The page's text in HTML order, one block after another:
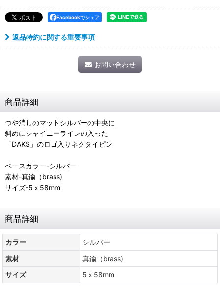
Facebookでシェア
返品特約に関する重要事項
お問い合わせ
商品詳細
つや消しのマットシルバーの中央に
斜めにシャイニーラインの入った
「DAKS」のロゴ入りネクタイピン
ベースカラー-シルバー
素材-真鍮（brass)
サイズ-5ｘ58mm
商品詳細
カラー
シルバー
素材
真鍮（brass)
サイズ
5ｘ58mm